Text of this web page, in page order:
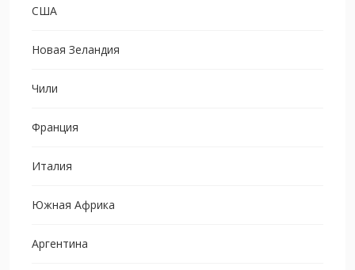
США
Новая Зеландия
Чили
Франция
Италия
Южная Африка
Аргентина